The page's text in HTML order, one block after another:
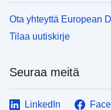
Ota yhteyttä European
Tilaa uutiskirje
Seuraa meitä
LinkedIn